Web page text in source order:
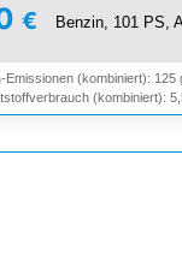
€ Benzin, 101 PS,
Emissionen (kombiniert): 125
(kombiniert):